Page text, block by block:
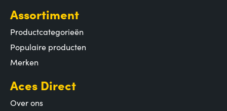
Assortiment
Productcategorieën
Populaire producten
Merken
Aces Direct
Over ons